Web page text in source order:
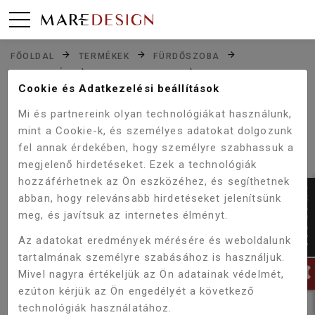
FŐOLDAL TERMÉKEK
FÜRDŐSZOBA
ZUHANYZÓK
ZUHANYSZETTEK
WELLIS DIVIDO ZUHANYSZETT
Cookie és Adatkezelési beállítások
Mi és partnereink olyan technológiákat használunk,
mint a Cookie-k, és személyes adatokat dolgozunk
fel annak érdekében, hogy személyre szabhassuk a
megjelenő hirdetéseket. Ezek a technológiák
hozzáférhetnek az Ön eszközéhez, és segíthetnek
abban, hogy relevánsabb hirdetéseket jelenítsünk
meg, és javítsuk az internetes élményt.
Az adatokat eredmények mérésére és weboldalunk
tartalmának személyre szabásához is használjuk.
Mivel nagyra értékeljük az Ön adatainak védelmét,
ezúton kérjük az Ön engedélyét a következő
technológiák használatához.